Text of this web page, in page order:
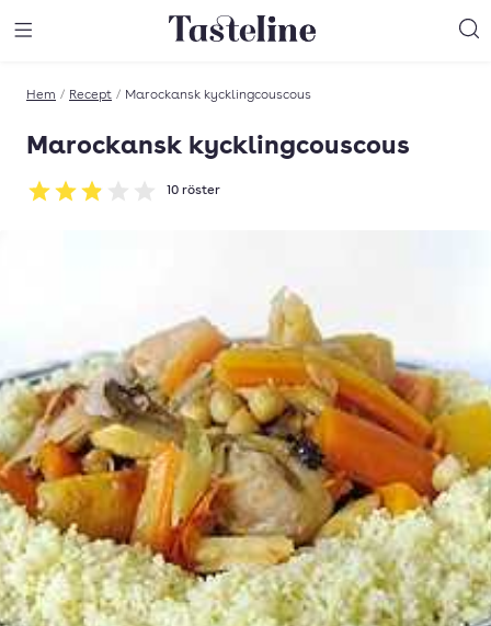
Till Tastelines startsida
Hem / Recept / Marockansk kycklingcouscous
Marockansk kycklingcouscous
Betyg: 2.9 av 5
10 röster